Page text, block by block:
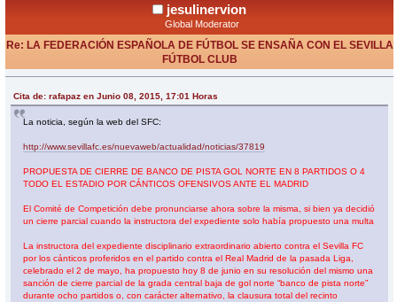
jesulinervion
Global Moderator
Re: LA FEDERACIÓN ESPAÑOLA DE FÚTBOL SE ENSAÑA CON EL SEVILLA
FÚTBOL CLUB
Cita de: rafapaz en Junio 08, 2015, 17:01 Horas
La noticia, según la web del SFC:
http://www.sevillafc.es/nuevaweb/actualidad/noticias/37819
PROPUESTA DE CIERRE DE BANCO DE PISTA GOL NORTE EN 8 PARTIDOS O 4
TODO EL ESTADIO POR CÁNTICOS OFENSIVOS ANTE EL MADRID
El Comité de Competición debe pronunciarse ahora sobre la misma, si bien ya decidió
un cierre parcial cuando la instructora del expediente solo había propuesto una multa
La instructora del expediente disciplinario extraordinario abierto contra el Sevilla FC
por los cánticos proferidos en el partido contra el Real Madrid de la pasada Liga,
celebrado el 2 de mayo, ha propuesto hoy 8 de junio en su resolución del mismo una
sanción de cierre parcial de la grada central baja de gol norte “banco de pista norte”
durante ocho partidos o, con carácter alternativo, la clausura total del recinto